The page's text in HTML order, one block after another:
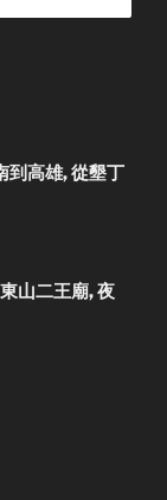
到高雄, 從墾丁
山二王廟, 夜